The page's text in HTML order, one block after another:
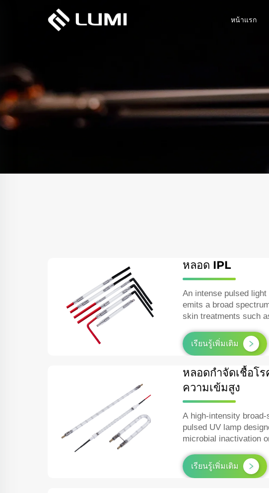
หน้าแรก
หลอด IPL
An intense pulsed light
emits a broad
skin treatments such
vascular lesions.
เรียนรู้เพิ่มเติม
หลอดกำจัดเชื้อโ
ความเข้มสูง
A high‑intensity
pulsed UV lamp
microbial inactivation
เรียนรู้เพิ่มเติม